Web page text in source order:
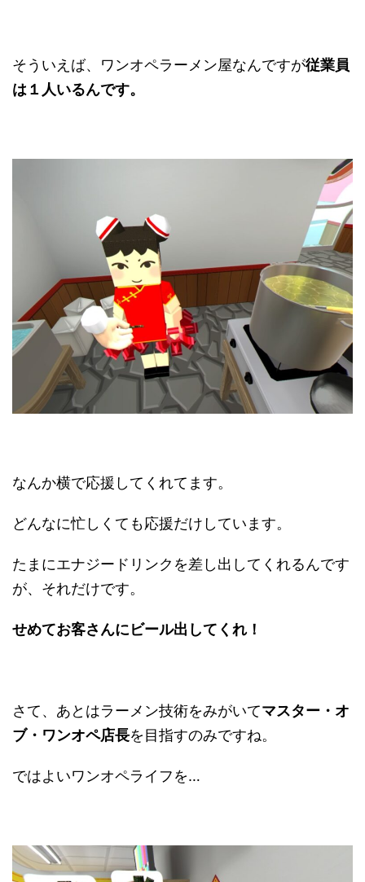
そういえば、ワンオペラーメン屋なんですが従業員
は１人いるんです。
なんか横で応援してくれてます。
どんなに忙しくても応援だけしています。
たまにエナジードリンクを差し出してくれるんです
が、それだけです。
せめてお客さんにビール出してくれ！
さて、あとはラーメン技術をみがいてマスター・オ
ブ・ワンオペ店長を目指すのみですね。
ではよいワンオペライフを…